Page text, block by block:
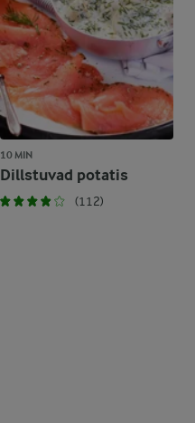
10 MIN
Dillstuvad potatis
(112)